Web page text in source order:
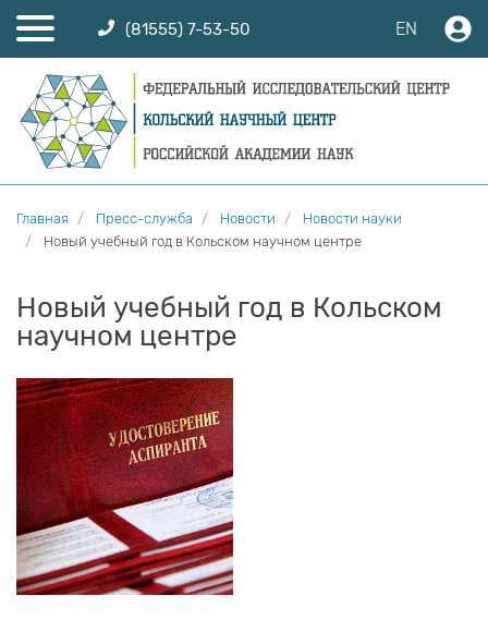
(81555) 7-53-50 EN
Главная Пресс-служба Новости
Новости науки
Новый учебный год в Кольском научном центре
Новый учебный год в Кольском
научном центре